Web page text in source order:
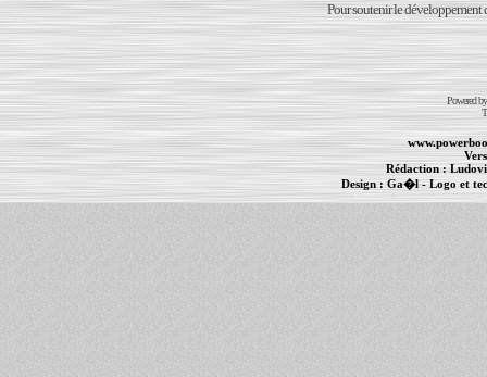
Pour soutenir le développement
Powered
Rédaction :
Design : Ga�l- Logo et